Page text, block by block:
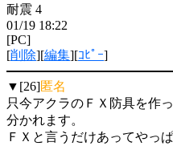
耐震 4
01/19 18:22
[PC]
[削除][編集][ｺﾋﾟｰ]
▼[26]匿名
只今アクラのＦＸ防具を作
分かれます。
ＦＸと言うだけあってやっ